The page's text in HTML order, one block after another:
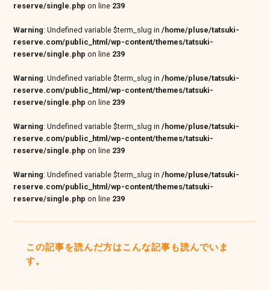
reserve/single.php on line 239
Warning: Undefined variable $term_slug in/home/pluse/tatsuki-
reserve.com/public_html/wp-content/themes/tatsuki-
reserve/single.php on line 239
Warning: Undefined variable $term_slug in/home/pluse/tatsuki-
reserve.com/public_html/wp-content/themes/tatsuki-
reserve/single.php on line 239
Warning: Undefined variable $term_slug in/home/pluse/tatsuki-
reserve.com/public_html/wp-content/themes/tatsuki-
reserve/single.php on line 239
Warning: Undefined variable $term_slug in/home/pluse/tatsuki-
reserve.com/public_html/wp-content/themes/tatsuki-
reserve/single.php on line 239
この記事を読んだ方はこんな記事も読んでいま
す。